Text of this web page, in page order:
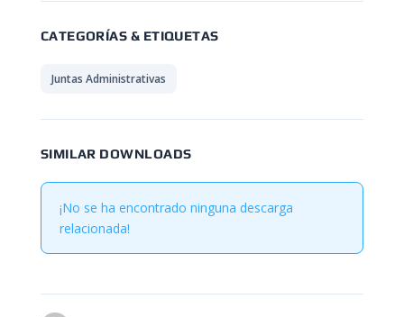
CATEGORÍAS & ETIQUETAS
Juntas Administrativas
SIMILAR DOWNLOADS
¡No se ha encontrado ninguna descarga
relacionada!